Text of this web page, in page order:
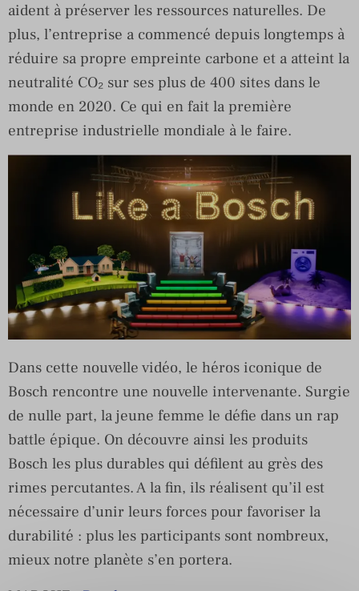
aident à préserver les ressources naturelles. De
plus, l’entreprise a commencé depuis longtemps à
réduire sa propre empreinte carbone et a atteint la
neutralité CO₂ sur ses plus de 400 sites dans le
monde en 2020. Ce qui en fait la première
entreprise industrielle mondiale à le faire.
Dans cette nouvelle vidéo, le héros iconique de
Bosch rencontre une nouvelle intervenante. Surgie
de nulle part, la jeune femme le défie dans un rap
battle épique. On découvre ainsi les produits
Bosch les plus durables qui défilent au grès des
rimes percutantes. A la fin, ils réalisent qu’il est
nécessaire d’unir leurs forces pour favoriser la
durabilité : plus les participants sont nombreux,
mieux notre planète s’en portera.